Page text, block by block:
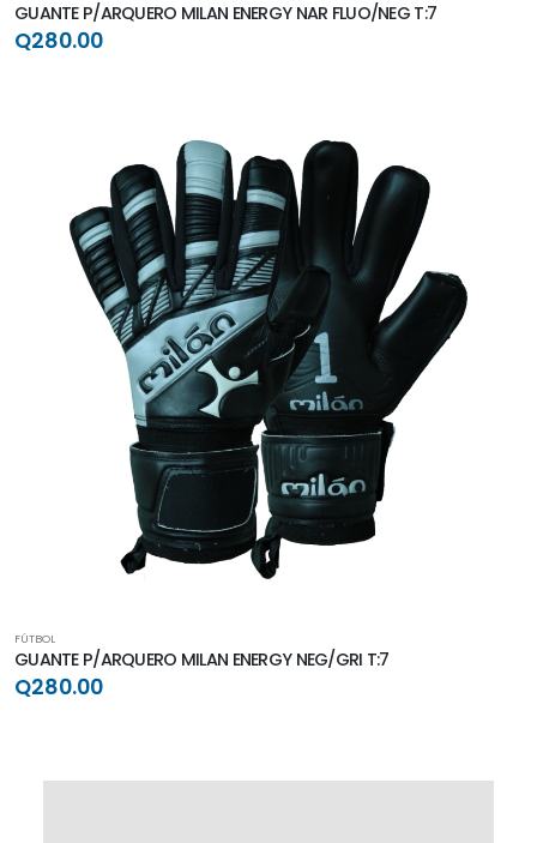
GUANTE P/ARQUERO MILAN ENERGY NAR FLUO/NEG T:7
Q280.00
FÚTBOL
GUANTE P/ARQUERO MILAN ENERGY NEG/GRI T:7
Q280.00